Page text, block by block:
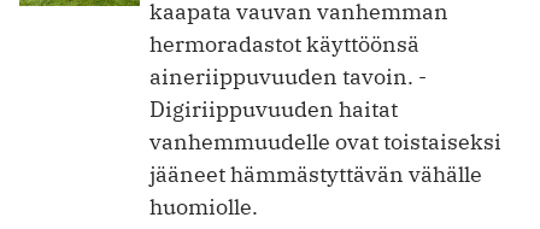
kaapata vauvan vanhemman
hermoradastot käyttöönsä
aineriippuvuuden tavoin. ­
Digiriippuvuuden haitat
vanhemmuudelle ovat toistaiseksi
jääneet hämmästyttävän vähälle
huomiolle.